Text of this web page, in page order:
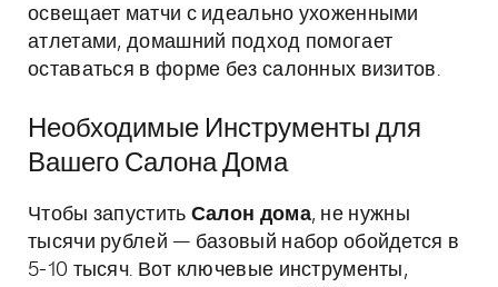
освещает матчи с идеально ухоженными
атлетами, домашний подход помогает
оставаться в форме без салонных визитов.
Необходимые Инструменты для
Вашего Салона Дома
Чтобы запустить Салон дома, не нужны
тысячи рублей — базовый набор обойдется в
5-10 тысяч. Вот ключевые инструменты,